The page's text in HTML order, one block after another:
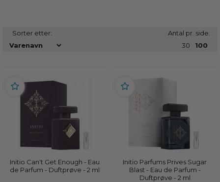
Sorter etter:
Antal pr. side:
30
100
Initio Can't Get Enough - Eau
de Parfum - Duftprøve - 2 ml
Initio Parfums Prives Sugar
Blast - Eau de Parfum -
Duftprøve - 2 ml